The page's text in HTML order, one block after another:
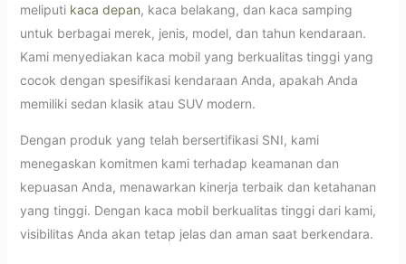
meliputi kaca depan, kaca belakang, dan kaca samping
untuk berbagai merek, jenis, model, dan tahun kendaraan.
Kami menyediakan kaca mobil yang berkualitas tinggi yang
cocok dengan spesifikasi kendaraan Anda, apakah Anda
memiliki sedan klasik atau SUV modern.
Dengan produk yang telah bersertifikasi SNI, kami
menegaskan komitmen kami terhadap keamanan dan
kepuasan Anda, menawarkan kinerja terbaik dan ketahanan
yang tinggi. Dengan kaca mobil berkualitas tinggi dari kami,
visibilitas Anda akan tetap jelas dan aman saat berkendara.